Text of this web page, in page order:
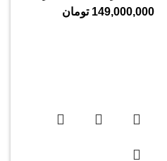
149,000,000 تومان